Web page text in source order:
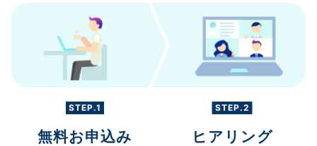
STEP.1
無料お申込み
STEP.2
ヒアリング